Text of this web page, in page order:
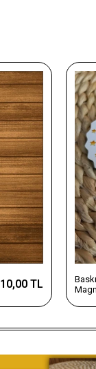
10,00 TL